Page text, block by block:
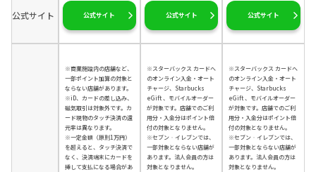
公式サイト 公式サイト 公式サイト 公式サイト
※商業施設内の店舗など、
一部ポイント加算の対象と
ならない店舗があります。
※iD、カードの差し込み、
磁気取引は対象外です。カ
ード現物のタッチ決済の還
元率は異なります。
※一定金額（原則1万円）
を超えると、タッチ決済で
なく、決済端末にカードを
挿して支払になる場合があ
※スターバックス カードへ
のオンライン入金・オート
チャージ、Starbucks
eGift 、モバイルオーダー
が対象です。店舗でのご利
用分・入金分はポイント倍
付の対象となりません。
※セブン‐イレブンでは、
一部対象とならない店舗が
あります。法人会員の方は
対象となりません。
※スターバックス カードへ
のオンライン入金・オート
チャージ、Starbucks
eGift 、モバイルオーダー
が対象です。店舗でのご利
用分・入金分はポイント倍
付の対象となりません。
※セブン‐イレブンでは、
一部対象とならない店舗が
あります。法人会員の方は
対象となりません。